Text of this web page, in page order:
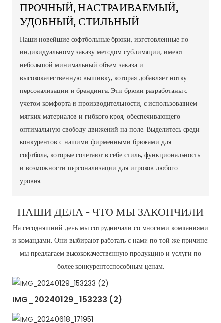
ПРОЧНЫЙ, НАСТРАИВАЕМЫЙ,
УДОБНЫЙ, СТИЛЬНЫЙ
Наши новейшие софтбольные брюки, изготовленные по
индивидуальному заказу методом сублимации, имеют
небольшой минимальный объем заказа и
высококачественную вышивку, которая добавляет нотку
персонализации и брендинга. Эти брюки разработаны с
учетом комфорта и производительности, с использованием
мягких материалов и гибкого кроя, обеспечивающего
оптимальную свободу движений на поле. Выделитесь среди
конкурентов с нашими фирменными брюками для
софтбола, которые сочетают в себе стиль, функциональность
и возможности персонализации для игроков любого
уровня.
НАШИ ДЕЛА - ЧТО МЫ ЗАКОНЧИЛИ
На сегодняшний день мы сотрудничали со многими компаниями
и командами. Они выбирают работать с нами по той же причине:
мы предлагаем высококачественную продукцию и услуги по
более конкурентоспособным ценам.
IMG_20240129_153233 (2)